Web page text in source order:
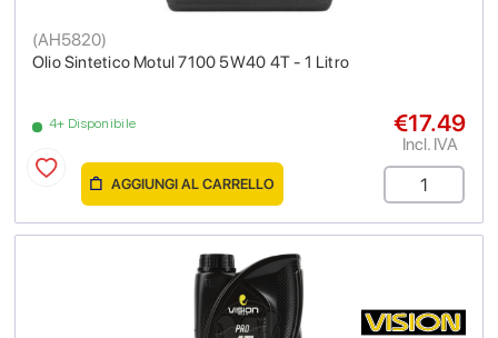
Olio Sintetico Motul 7100 5W40 4T - 1 Litro
(AH5820)
4+ Disponibile €17.49
Incl. IVA
AGGIUNGI AL CARRELLO